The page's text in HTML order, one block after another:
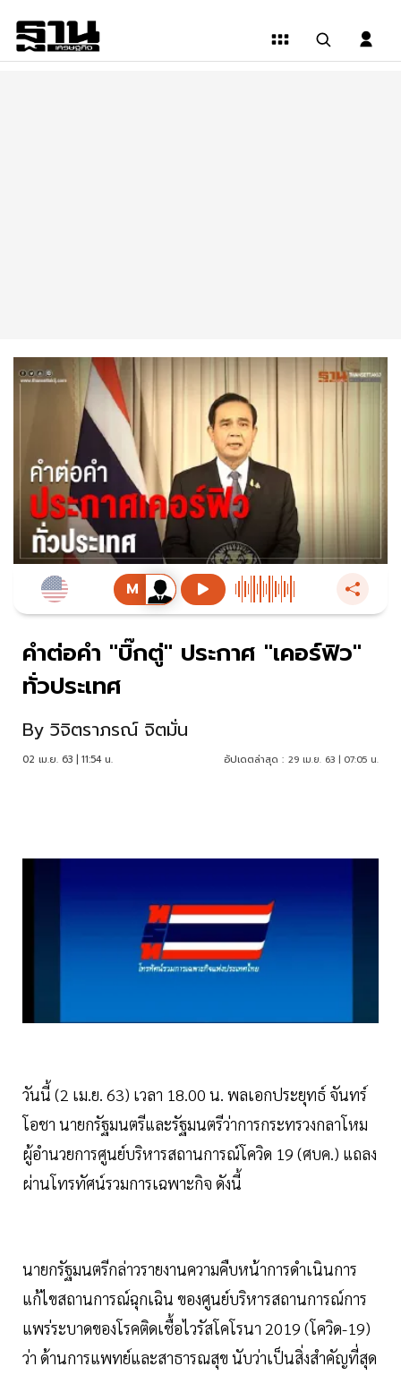
คำต่อคำ "บิ๊กตู่" ประกาศ "เคอร์ฟิว"
ทั่วประเทศ
By วิจิตราภรณ์ จิตมั่น
02 เม.ย. 63 | 11:54 น. อัปเดตล่าสุด : 29 เม.ย. 63 | 07:05 น.
วันนี้ (2 เม.ย. 63) เวลา 18.00 น. พลเอกประยุทธ์ จันทร์
โอชา นายกรัฐมนตรีและรัฐมนตรีว่าการกระทรวงกลาโหม
ผู้อำนวยการศูนย์บริหารสถานการณ์โควิด 19 (ศบค.) แถลง
ผ่านโทรทัศน์รวมการเฉพาะกิจ ดังนี้
นายกรัฐมนตรีกล่าวรายงานความคืบหน้าการดำเนินการ
แก้ไขสถานการณ์ฉุกเฉิน ของศูนย์บริหารสถานการณ์การ
แพร่ระบาดของโรคติดเชื้อไวรัสโคโรนา 2019 (โควิด-19)
ว่า ด้านการแพทย์และสาธารณสุข นับว่าเป็นสิ่งสำคัญที่สุด